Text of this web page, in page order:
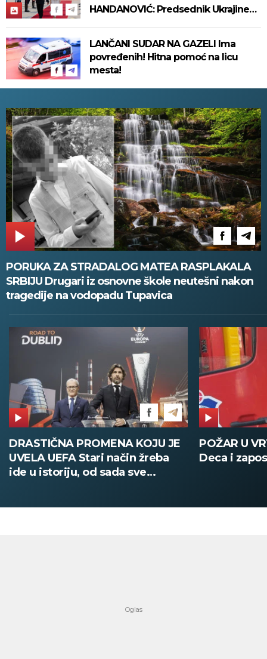
HANDANOVIĆ: Predsednik Ukrajine
LANČANI SUDAR NA GAZELI Ima
povređenih! Hitna pomoć na licu
mesta!
PORUKA ZA STRADALOG MATEA RASPLAKALA
SRBIJU Drugari iz osnovne škole neutešni nakon
tragedije na vodopadu Tupavica
KOJU JE
način žreba
sada sve
POŽAR U VRTIĆU NA
Deca i zaposleni evakuisani